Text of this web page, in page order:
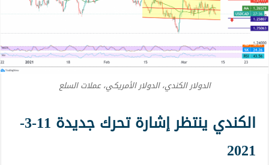
الدولار الكندي، الدولار الأمريكي، عملات السلع
الكندي ينتظر إشارة تحرك جديدة 11-3-
2021